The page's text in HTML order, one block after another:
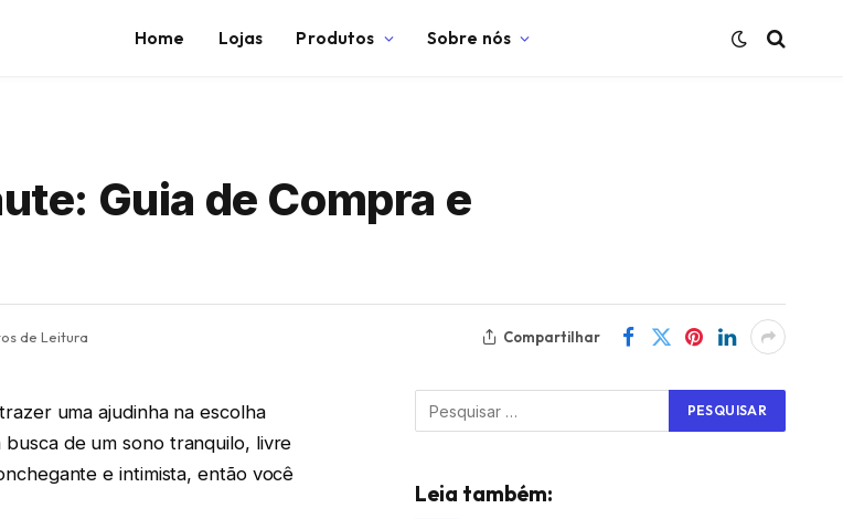
Home Lojas Produtos Sobre nós
Guia de Compra e
de Leitura Compartilhar
uma ajudinha na escolha
de um sono tranquilo, livre
e intimista, então você
Leia também: